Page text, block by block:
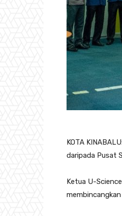
KOTA
daripada Pusat
Ketua U-